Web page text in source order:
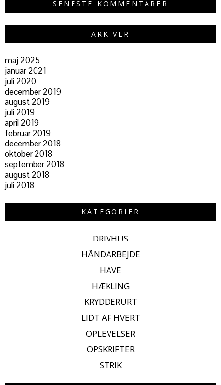
SENESTE KOMMENTARER
ARKIVER
maj 2025
januar 2021
juli 2020
december 2019
august 2019
juli 2019
april 2019
februar 2019
december 2018
oktober 2018
september 2018
august 2018
juli 2018
KATEGORIER
DRIVHUS
HÅNDARBEJDE
HAVE
HÆKLING
KRYDDERURT
LIDT AF HVERT
OPLEVELSER
OPSKRIFTER
STRIK